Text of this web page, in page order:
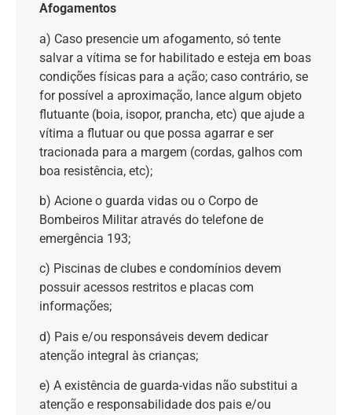
Afogamentos
a) Caso presencie um afogamento, só tente
salvar a vítima se for habilitado e esteja em boas
condições físicas para a ação; caso contrário, se
for possível a aproximação, lance algum objeto
flutuante (boia, isopor, prancha, etc) que ajude a
vítima a flutuar ou que possa agarrar e ser
tracionada para a margem (cordas, galhos com
boa resistência, etc);
b) Acione o guarda vidas ou o Corpo de
Bombeiros Militar através do telefone de
emergência 193;
c) Piscinas de clubes e condomínios devem
possuir acessos restritos e placas com
informações;
d) Pais e/ou responsáveis devem dedicar
atenção integral às crianças;
e) A existência de guarda-vidas não substitui a
atenção e responsabilidade dos pais e/ou